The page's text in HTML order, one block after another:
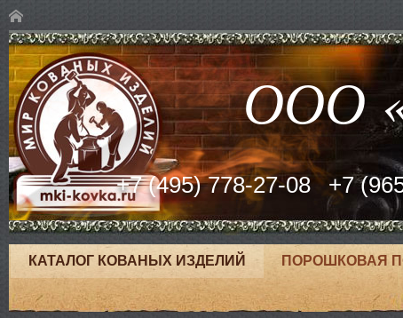
ООО
+7 (495) 778-27-08 +7
КАТАЛОГ КОВАНЫХ ИЗДЕЛИЙ ПОРОШКОВАЯ